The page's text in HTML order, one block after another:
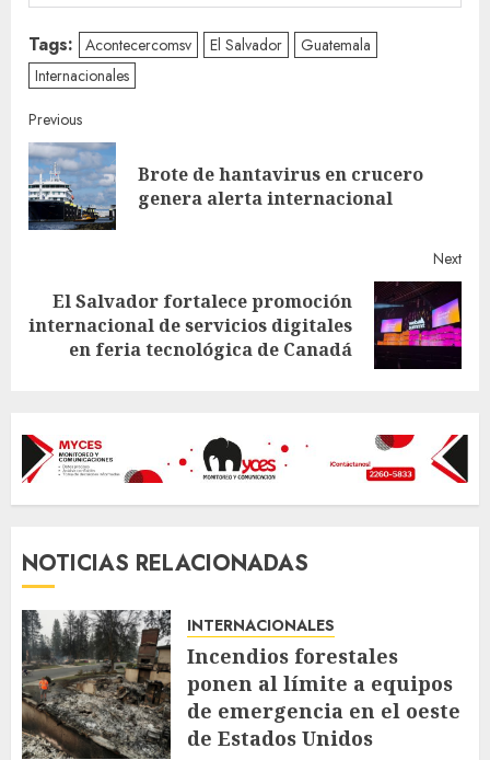
Tags: Acontecercomsv El Salvador
Guatemala
Internacionales
Continue
Reading
Previous
Brote de hantavirus en crucero
genera alerta internacional
Next
Next
El Salvador fortalece promoción
internacional de servicios digitales
en feria tecnológica de Canadá
NOTICIAS RELACIONADAS
INTERNACIONALES
Incendios forestales
ponen al límite a equipos
de emergencia en el oeste
de Estados Unidos